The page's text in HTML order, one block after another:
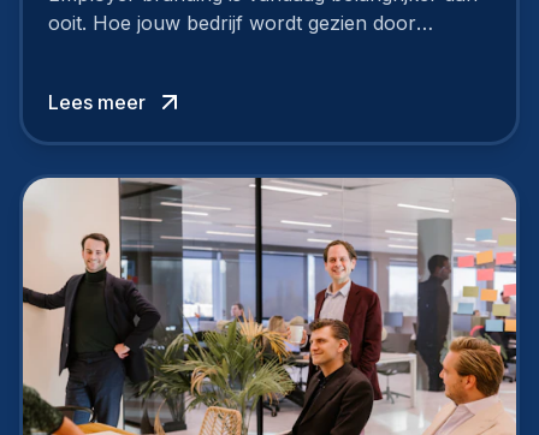
ooit. Hoe jouw bedrijf wordt gezien door
Lees meer